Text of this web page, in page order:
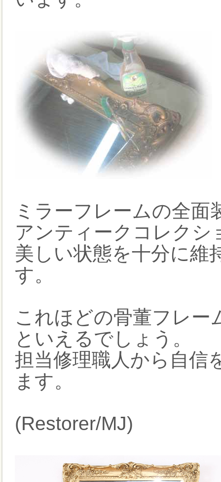
ミラーフレームの全面
アンティークコレクシ
美しい状態を十分に維
す。
これほどの骨董フレー
といえるでしょう。
担当修理職人から自信
ます。
(Restorer/MJ)